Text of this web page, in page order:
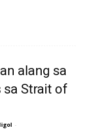
alang sa
Strait of
-